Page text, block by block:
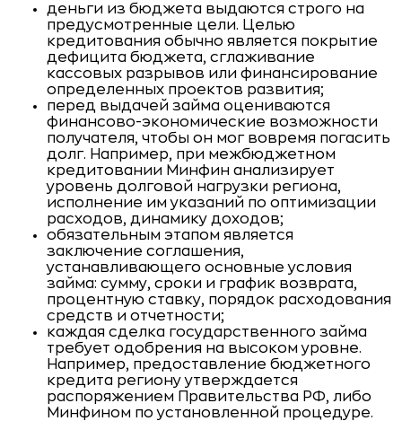
деньги из бюджета выдаются строго на
предусмотренные цели. Целью
кредитования обычно является покрытие
дефицита бюджета, сглаживание
кассовых разрывов или финансирование
определенных проектов развития;
перед выдачей займа оцениваются
финансово-экономические возможности
получателя, чтобы он мог вовремя погасить
долг. Например, при межбюджетном
кредитовании Минфин анализирует
уровень долговой нагрузки региона,
исполнение им указаний по оптимизации
расходов, динамику доходов;
обязательным этапом является
заключение соглашения,
устанавливающего основные условия
займа: сумму, сроки и график возврата,
процентную ставку, порядок расходования
средств и отчетности;
каждая сделка государственного займа
требует одобрения на высоком уровне.
Например, предоставление бюджетного
кредита региону утверждается
распоряжением Правительства РФ, либо
Минфином по установленной процедуре.